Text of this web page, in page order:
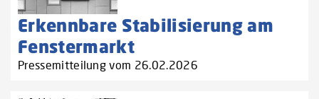
Erkennbare Stabilisierung am
Fenstermarkt
Pressemitteilung vom 26.02.2026